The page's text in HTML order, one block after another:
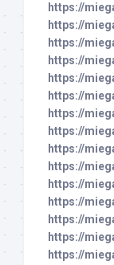
https://
https://
https://
https://
https://
https://
https://
https://
https://
https://
https://
https://
https://
https://
https://